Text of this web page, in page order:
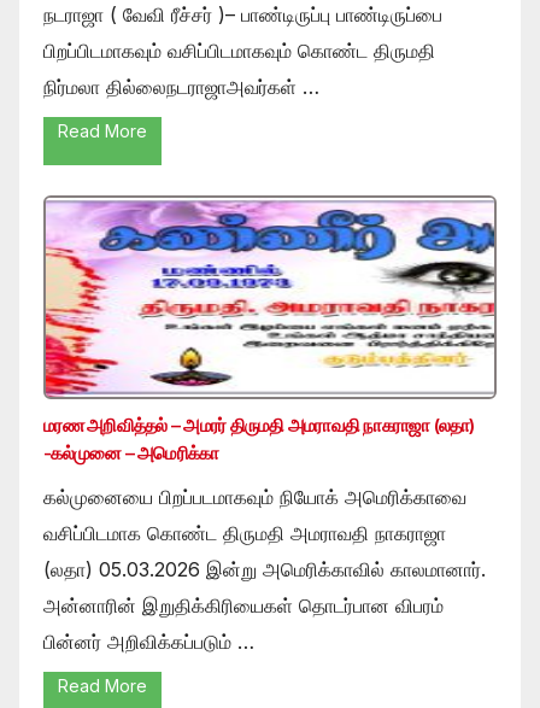
நடராஜா ( வேவி ரீச்சர் )– பாண்டிருப்பு பாண்டிருப்பை
பிறப்பிடமாகவும் வசிப்பிடமாகவும் கொண்ட திருமதி
நிர்மலா தில்லைநடராஜாஅவர்கள் …
Read More
மரண அறிவித்தல் – அமரர் திருமதி அமராவதி நாகராஜா (லதா)
-கல்முனை – அமெரிக்கா
கல்முனையை பிறப்படமாகவும் நியோக் அமெரிக்காவை
வசிப்பிடமாக கொண்ட திருமதி அமராவதி நாகராஜா
(லதா) 05.03.2026 இன்று அமெரிக்காவில் காலமானார்.
அன்னாரின் இறுதிக்கிரியைகள் தொடர்பான விபரம்
பின்னர் அறிவிக்கப்படும் …
Read More